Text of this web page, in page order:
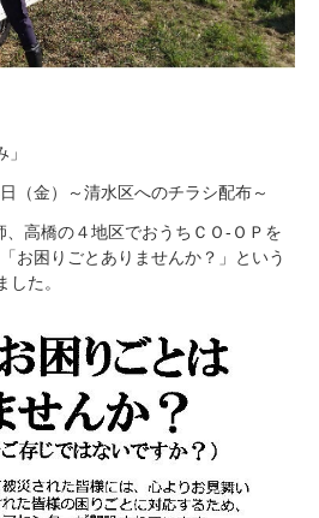
（金）～清水区へのチラシ配布～
高橋の４地区でおうちＣＯ-ＯＰを
お困りごとありませんか？」という
た。